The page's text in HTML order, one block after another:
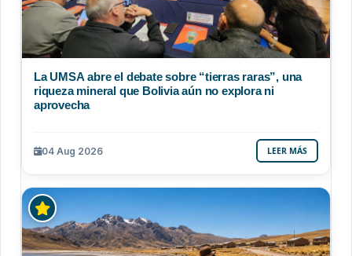
La UMSA abre el debate sobre “tierras raras”, una
riqueza mineral que Bolivia aún no explora ni
aprovecha
04 Aug 2026 LEER MÁS